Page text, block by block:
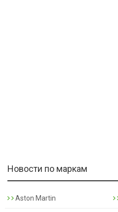
Новости по маркам
Aston Martin